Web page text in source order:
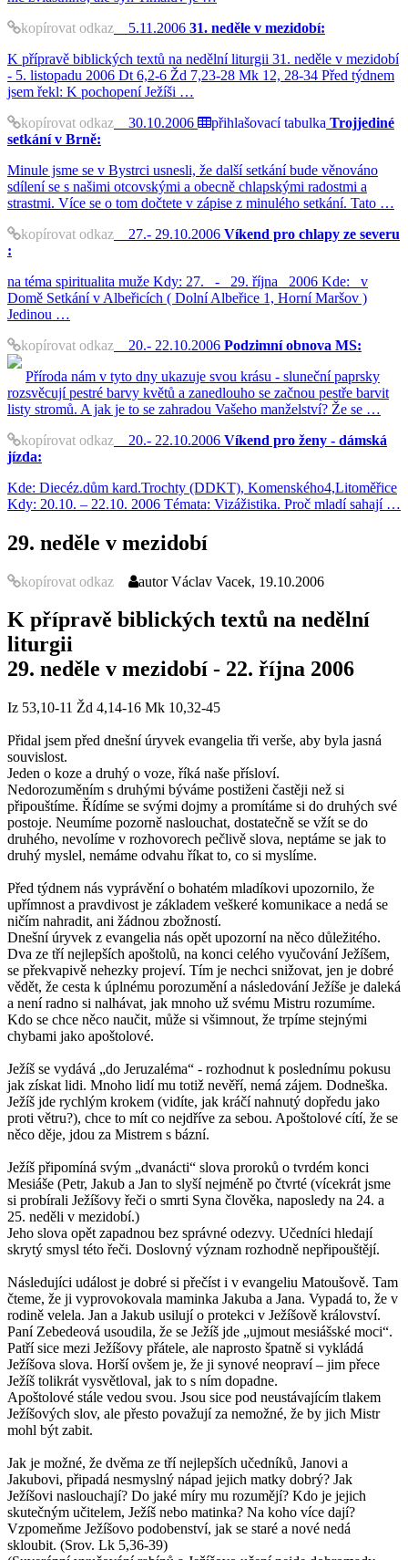
kopírovat odkaz 5.11.2006 31. neděle v mezidobí:
K přípravě biblických textů na nedělní liturgii 31. neděle v mezidobí
- 5. listopadu 2006 Dt 6,2-6 Žd 7,23-28 Mk 12, 28-34 Před týdnem
jsem řekl: K pochopení Ježíši …
kopírovat odkaz 30.10.2006 přihlašovací tabulka Trojjediné
setkání v Brně:
Minule jsme se v Bystrci usnesli, že další setkání bude věnováno
sdílení se s našimi otcovskými a obecně chlapskými radostmi a
strastmi. Více se o tom dočtete v zápise z minulého setkání. Tato …
kopírovat odkaz 27.- 29.10.2006 Víkend pro chlapy ze severu
:
na téma spiritualita muže Kdy: 27. - 29. října 2006 Kde: v
Domě Setkání v Albeřicích ( Dolní Albeřice 1, Horní Maršov )
Jedinou …
kopírovat odkaz 20.- 22.10.2006 Podzimní obnova MS:
Příroda nám v tyto dny ukazuje svou krásu - sluneční paprsky
rozsvěcují pestré barvy květů a zanedlouho se začnou pestře barvit
listy stromů. A jak je to se zahradou Vašeho manželství? Že se …
kopírovat odkaz 20.- 22.10.2006 Víkend pro ženy - dámská
jízda:
Kde: Diecéz.dům kard.Trochty (DDKT), Komenského4,Litoměřice
Kdy: 20.10. – 22.10. 2006 Témata: Vizážistika. Proč mladí sahají …
29. neděle v mezidobí
kopírovat odkaz autorVáclav Vacek, 19.10.2006
K přípravě biblických textů na nedělní
liturgii
29. neděle v mezidobí - 22. října 2006
Iz 53,10-11 Žd 4,14-16 Mk 10,32-45
Přidal jsem před dnešní úryvek evangelia tři verše, aby byla jasná
souvislost.
Jeden o koze a druhý o voze, říká naše přísloví.
Nedorozuměním s druhými býváme postiženi častěji než si
připouštíme. Řídíme se svými dojmy a promítáme si do druhých své
postoje. Neumíme pozorně naslouchat, dostatečně se vžít se do
druhého, nevolíme v rozhovorech pečlivě slova, neptáme se jak to
druhý myslel, nemáme odvahu říkat to, co si myslíme.
Před týdnem nás vyprávění o bohatém mladíkovi upozornilo, že
upřímnost a pravdivost je základem veškeré komunikace a nedá se
ničím nahradit, ani žádnou zbožností.
Dnešní úryvek z evangelia nás opět upozorní na něco důležitého.
Dva ze tří nejlepších apoštolů, na konci celého vyučování Ježíšem,
se překvapivě nehezky projeví. Tím je nechci snižovat, jen je dobré
vědět, že cesta k úplnému porozumění a následování Ježíše je daleká
a není radno si nalhávat, jak mnoho už svému Mistru rozumíme.
Kdo se chce něco naučit, může si všimnout, že trpíme stejnými
chybami jako apoštolové.
Ježíš se vydává „do Jeruzaléma“ - rozhodnut k poslednímu pokusu
jak získat lidi. Mnoho lidí mu totiž nevěří, nemá zájem. Dodneška.
Ježíš jde rychlým krokem (vidíte, jak kráčí nahnutý dopředu jako
proti větru?), chce to mít co nejdříve za sebou. Apoštolové cítí, že se
něco děje, jdou za Mistrem s bázní.
Ježíš připomíná svým „dvanácti“ slova proroků o tvrdém konci
Mesiáše (Petr, Jakub a Jan to slyší nejméně po čtvrté (vícekrát jsme
si probírali Ježíšovy řeči o smrti Syna člověka, naposledy na 24. a
25. neděli v mezidobí.)
Jeho slova opět zapadnou bez správné odezvy. Učedníci hledají
skrytý smysl této řeči. Doslovný význam rozhodně nepřipouštějí.
Následujíci událost je dobré si přečíst i v evangeliu Matoušově. Tam
čteme, že ji vyprovokovala maminka Jakuba a Jana. Vypadá to, že v
rodině velela. Jan a Jakub usilují o protekci v Ježíšově království.
Paní Zebedeová usoudila, že se Ježíš jde „ujmout mesiášské moci“.
Patří sice mezi Ježíšovy přátele, ale naprosto špatně si vykládá
Ježíšova slova. Horší ovšem je, že ji synové neopraví – jim přece
Ježíš tolikrát vysvětloval, jak to s ním dopadne.
Apoštolové stále vedou svou. Jsou sice pod neustávajícím tlakem
Ježíšových slov, ale přesto považují za nemožné, že by jich Mistr
mohl být zabit.
Jak je možné, že dvěma ze tří nejlepších učedníků, Janovi a
Jakubovi, připadá nesmyslný nápad jejich matky dobrý? Jak
Ježíšovi naslouchají? Do jaké míry mu rozumějí? Kdo je jejich
skutečným učitelem, Ježíš nebo matinka? Na koho více dají?
Vzpomeňme Ježíšovo podobenství, jak se staré a nové nedá
skloubit. (Srov. Lk 5,36-39)